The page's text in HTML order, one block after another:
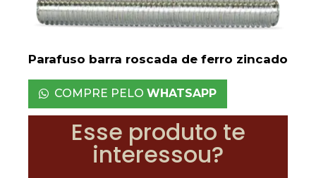
Parafuso barra roscada de ferro zincado
COMPRE PELO WHATSAPP
Esse produto te
interessou?